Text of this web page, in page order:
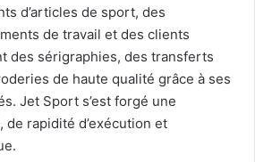
d’articles de sport, des
de travail et des clients
des sérigraphies, des transferts
de haute qualité grâce à ses
Jet Sport s’est forgé une
rapidité d’exécution et